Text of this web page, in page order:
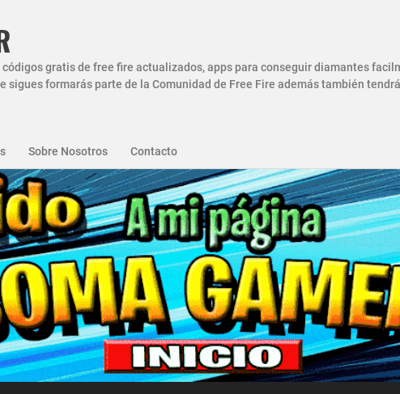
gratis de free fire actualizados, apps para conseguir diamantes
sigues formarás parte de la Comunidad de Free Fire además también
Sobre Nosotros Contacto